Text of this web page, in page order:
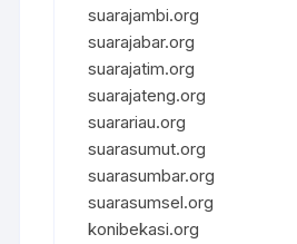
suarajambi.org
suarajabar.org
suarajatim.org
suarajateng.org
suarariau.org
suarasumut.org
suarasumbar.org
suarasumsel.org
konibekasi.org